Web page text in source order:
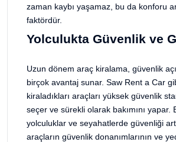
zaman kaybı yaşamaz, bu da konforu
faktördür.
Yolculukta Güvenlik ve
Uzun dönem araç kiralama, güvenlik
birçok avantaj sunar. Saw Rent a Car
kiraladıkları araçları yüksek güvenlik
seçer ve sürekli olarak bakımını yapar.
yolculuklar ve seyahatlerde güvenliği
araçların güvenlik donanımlarının ve